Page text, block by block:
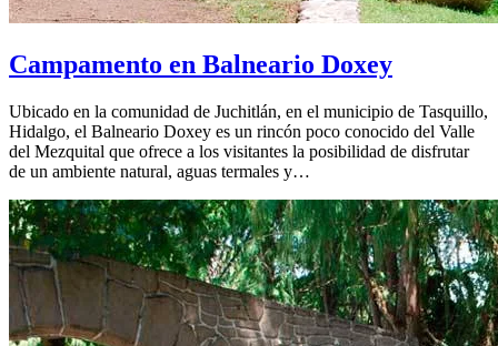
Campamento en Balneario Doxey
Ubicado en la comunidad de Juchitlán, en el municipio de Tasquillo,
Hidalgo, el Balneario Doxey es un rincón poco conocido del Valle
del Mezquital que ofrece a los visitantes la posibilidad de disfrutar
de un ambiente natural, aguas termales y…